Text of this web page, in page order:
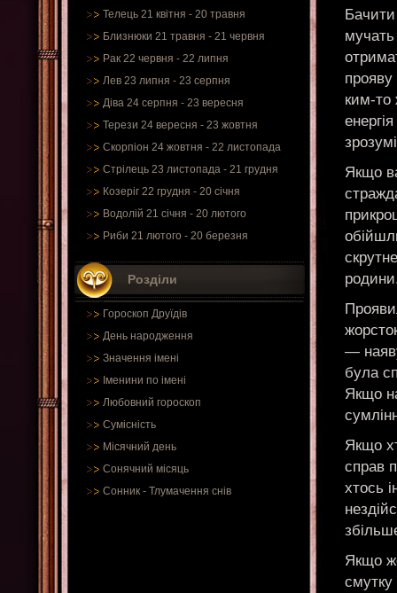
Телець 21 квітня - 20 травня
Близнюки 21 травня - 21 червня
Рак 22 червня - 22 липня
Лев 23 липня - 23 серпня
Діва 24 серпня - 23 вересня
Терези 24 вересня - 23 жовтня
Скорпіон 24 жовтня - 22 листопада
Стрілець 23 листопада - 21 грудня
Козеріг 22 грудня - 20 січня
Водолій 21 січня - 20 лютого
Риби 21 лютого - 20 березня
Розділи
Гороскоп Друїдів
День народження
Значення імені
Іменини по імені
Любовний гороскоп
Сумісність
Місячний день
Сонячний місяць
Сонник - Тлумачення снів
ким-то
Якщо
—
була
Якщо
Якщо
справ
хтось
Якщо